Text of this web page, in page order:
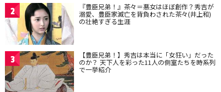
2 『豊臣兄弟！』茶々＝悪女はほぼ創作？秀吉が
溺愛、豊臣家滅亡を背負わされた茶々(井上和)
の壮絶すぎる生涯
3 【豊臣兄弟！】秀吉は本当に「女狂い」だった
のか？ 天下人を彩った11人の側室たちを時系列
で一挙紹介